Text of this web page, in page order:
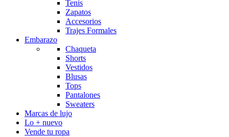
Tenis
Zapatos
Accesorios
Trajes Formales
Embarazo
Chaqueta
Shorts
Vestidos
Blusas
Tops
Pantalones
Sweaters
Marcas de lujo
Lo + nuevo
Vende tu ropa